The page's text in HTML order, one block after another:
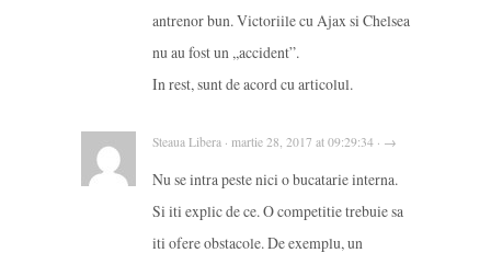
antrenor bun. Victoriile cu Ajax si Chelsea
nu au fost un ,,accident”.
In rest, sunt de acord cu articolul.
Steaua Libera · martie 28, 2017 at 09:29:34 · →
Nu se intra peste nici o bucatarie interna.
Si iti explic de ce. O competitie trebuie sa
iti ofere obstacole. De exemplu, un